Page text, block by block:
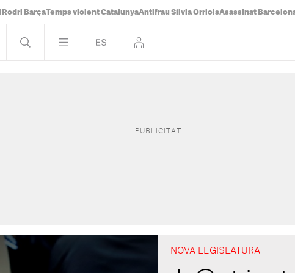
Rodri BarçaTemps violent CatalunyaAntifrau Sílvia OrriolsAsassinat
NOVA LEGISLATURA